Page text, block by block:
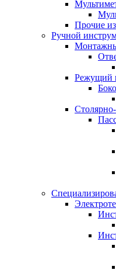
Прочие
Ручной
Режущий